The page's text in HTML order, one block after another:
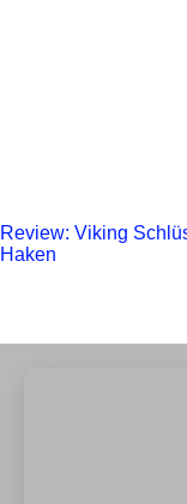
Review: Viking
Haken